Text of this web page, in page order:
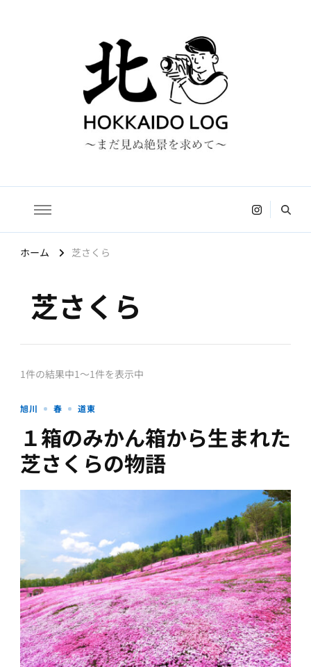
ホーム 芝さくら
芝さくら
1件の結果中1〜1件を表示中
旭川 春 道東
１箱のみかん箱から生まれた
芝さくらの物語